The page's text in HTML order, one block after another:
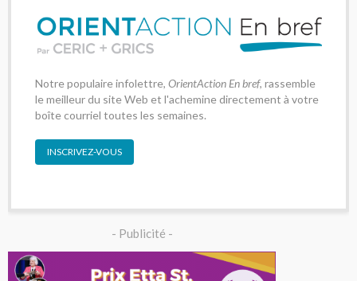
Notre populaire infolettre, OrientAction En bref, rassemble
le meilleur du site Web et l'achemine directement à votre
boîte courriel toutes les semaines.
INSCRIVEZ-VOUS
- Publicité -